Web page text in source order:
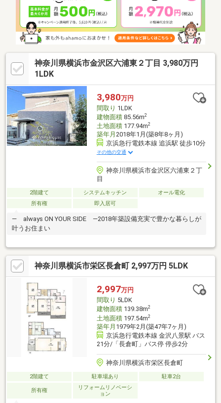
神奈川県横浜市金沢区六浦東２丁目 3,980万円
1LDK
3,980万円
間取り 1LDK
建物面積85.56m2
土地面積177.94m2
築年月 2018年1月(築8年8ヶ月)
京浜急行電鉄本線 追浜駅 徒歩10分
その他の交通
神奈川県横浜市金沢区六浦東２丁
目
2階建て システムキッチン
オール電化
所有権
即入居可
― always ON YOUR SIDE ―2018年築設備充実で豊かな暮らしが
叶うお住まい
神奈川県横浜市栄区長倉町 2,997万円 5LDK
2,997万円
間取り 5LDK
建物面積139.38m2
土地面積197.54m2
築年月 1979年2月(築47年7ヶ月)
京浜急行電鉄本線 金沢八景駅 バス
21分/「長倉町」バス停 停歩2分
神奈川県横浜市栄区長倉町
2階建て 駐車場あり 駐車2台
所有権
リフォームリノベーシ
ョン